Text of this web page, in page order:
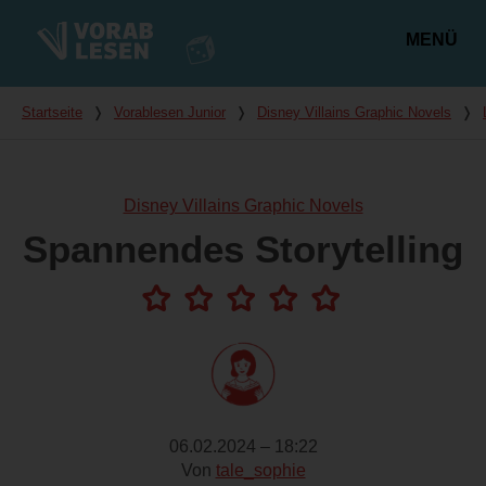
MENÜ
Du bist hier
Startseite ❭ Vorablesen Junior ❭ Disney Villains Graphic Novels ❭
Disney Villains Graphic Novels
Spannendes Storytelling
06.02.2024 – 18:22
Von tale_sophie